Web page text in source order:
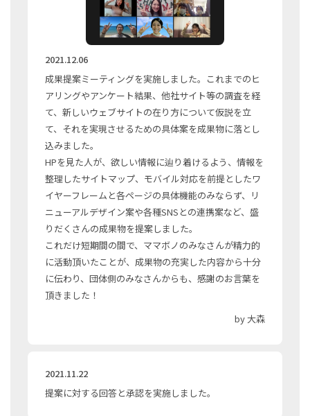
2021.12.06
成果提案ミーティングを実施しました。これまでのヒ
アリングやアンケート結果、他社サイト等の調査を経
て、新しいウェブサイトの在り方について仮説を立
て、それを実現させるための具体案を成果物に落とし
込みました。
HPを見た人が、欲しい情報に辿り着けるよう、情報を
整理したサイトマップ、モバイル対応を前提としたワ
イヤーフレームと各ページの具体機能のみならず、リ
ニューアルデザイン案や各種SNSとの連携案など、盛
りだくさんの成果物を提案しました。
これだけ短期間の間で、ママボノのみなさんが精力的
に活動頂いたことが、成果物の充実した内容から十分
に伝わり、団体側のみなさんからも、感謝のお言葉を
頂きました！
by 大森
2021.11.22
提案に対する回答と承認を実施しました。